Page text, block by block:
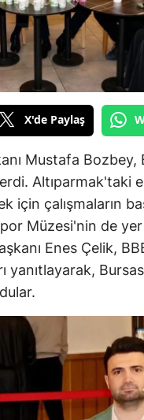
X'de Paylaş
Mustafa Bozbey,
Altıparmak'taki
çalışmaların
Müzesi'nin de yer
Enes Çelik,
yanıtlayarak,